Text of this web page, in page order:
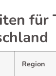
für
Region